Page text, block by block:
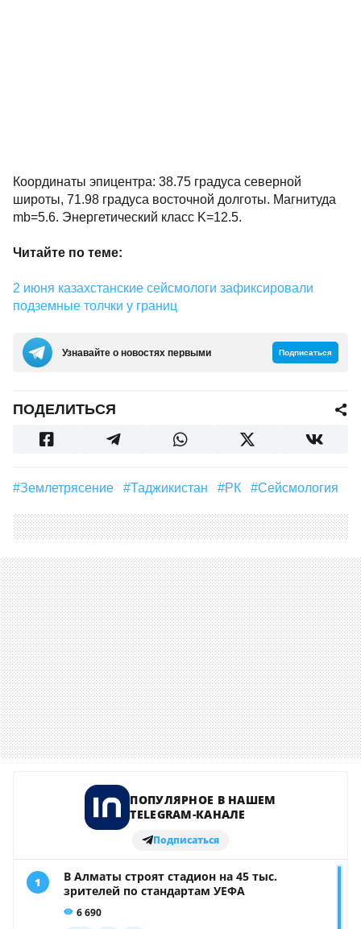
Координаты эпицентра: 38.75 градуса северной
широты, 71.98 градуса восточной долготы. Магнитуда
mb=5.6. Энергетический класс K=12.5.
Читайте по теме:
2 июня казахстанские сейсмологи зафиксировали
подземные толчки у границ
Узнавайте о новостях первыми Подписаться
ПОДЕЛИТЬСЯ
#землетрясение #Таджикистан #РК #сейсмология